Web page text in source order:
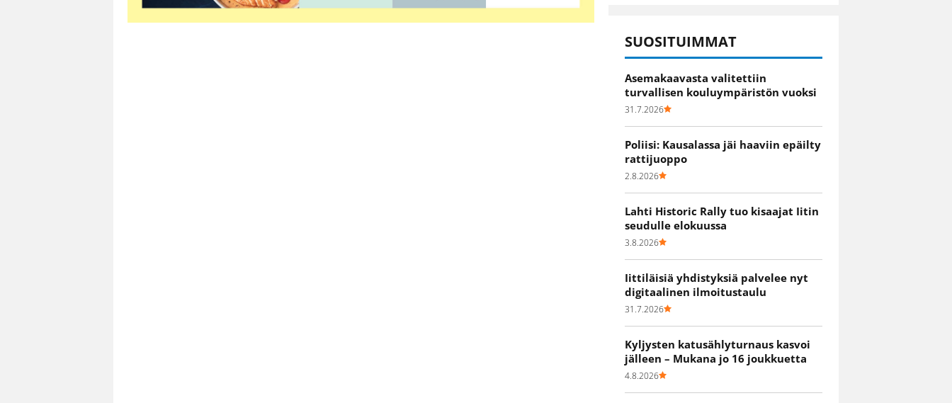
SUOSITUIMMAT
Asemakaavasta valitettiin
turvallisen kouluympäristön vuoksi
31.7.2026
Poliisi: Kausalassa jäi haaviin epäilty
rattijuoppo
2.8.2026
Lahti Historic Rally tuo kisaajat Iitin
seudulle elokuussa
3.8.2026
Iittiläisiä yhdistyksiä palvelee nyt
digitaalinen ilmoitustaulu
31.7.2026
Kyljysten katusählyturnaus kasvoi
jälleen – Mukana jo 16 joukkuetta
4.8.2026